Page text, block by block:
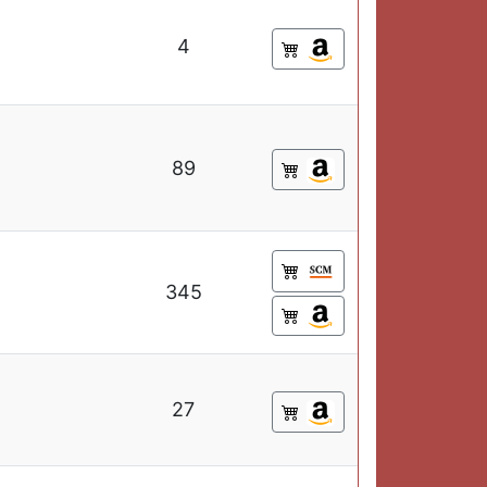
4
89
345
27